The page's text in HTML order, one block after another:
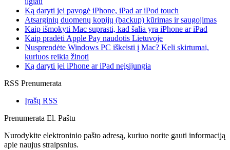
Ką daryti jei pavogė iPhone, iPad ar iPod touch
Atsarginių duomenų kopijų (backup) kūrimas ir saugojimas
Kaip išmokyti Mac suprasti, kad šalia yra iPhone ar iPad
Kaip pradėti Apple Pay naudotis Lietuvoje
Nusprendėte Windows PC iškeisti į Mac? Keli skirtumai,
kuriuos reikia žinoti
Ką daryti jei iPhone ar iPad neįsijungia
RSS Prenumerata
Įrašų RSS
Prenumerata El. Paštu
Nurodykite elektroninio pašto adresą, kuriuo norite gauti informaciją
apie naujus straipsnius.